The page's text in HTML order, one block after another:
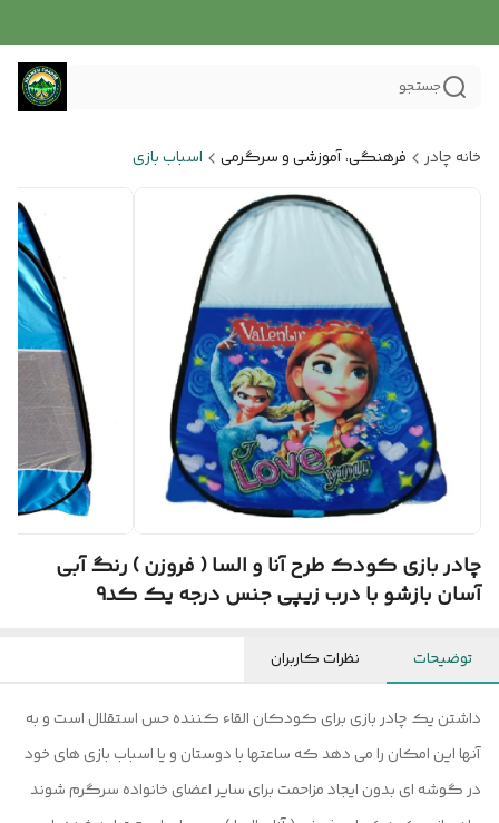
جستجو
خانه چادر فرهنگی، آموزشی و سرگرمی اسباب بازی
چادر بازی کودک طرح آنا و السا ( فروزن ) رنگ آبی
آسان بازشو با درب زیپی جنس درجه یک کد9
توضیحات نظرات کاربران
داشتن یک چادر بازی برای کودکان القاء کننده حس استقلال است و به
آنها این امکان را می دهد که ساعتها با دوستان و یا اسباب بازی های خود
در گوشه ای بدون ایجاد مزاحمت برای سایر اعضای خانواده سرگرم شوند